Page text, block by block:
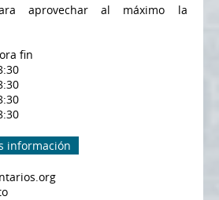
aprovechar al máximo la
fin
información